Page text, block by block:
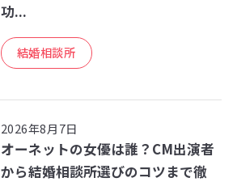
功...
結婚相談所
2026年8月7日
オーネットの女優は誰？CM出演者
から結婚相談所選びのコツまで徹